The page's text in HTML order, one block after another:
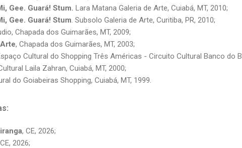
Gee. Guará! Stum. Lara Matana Galeria de Arte, Cuiabá, MT, 2010;
Gee. Guará! Stum . Subsolo Galeria de Arte, Curitiba, PR, 2010;
Chapada dos Guimarães, MT, 2009;
, Chapada dos Guimarães, MT, 2003;
Cultural do Shopping Três Américas - Circuito Cultural Banco do
Laila Zahran, Cuiabá, MT, 2000;
do Goiabeiras Shopping, Cuiabá, MT, 1999.
, CE, 2026;
CE, 2026;